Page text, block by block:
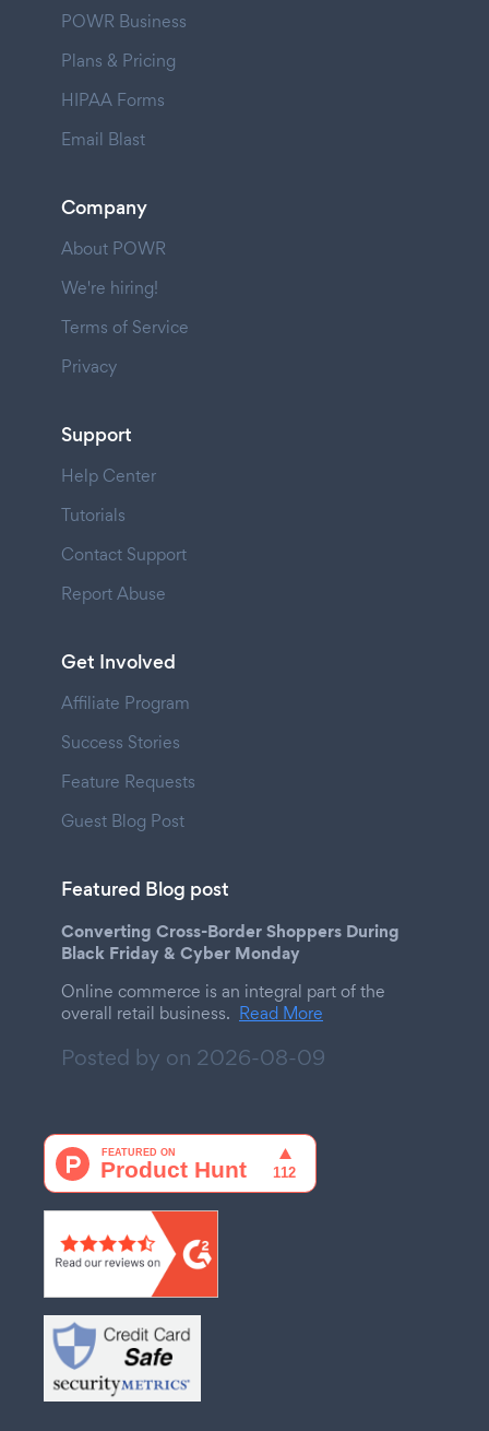
POWR Business
Plans & Pricing
HIPAA Forms
Email Blast
Company
About POWR
We're hiring!
Terms of Service
Privacy
Support
Help Center
Tutorials
Contact Support
Report Abuse
Get Involved
Affiliate Program
Success Stories
Feature Requests
Guest Blog Post
Featured Blog post
Converting Cross-Border Shoppers During
Black Friday & Cyber Monday
Online commerce is an integral part of the
overall retail business. Read More
Posted by on 2026-08-09